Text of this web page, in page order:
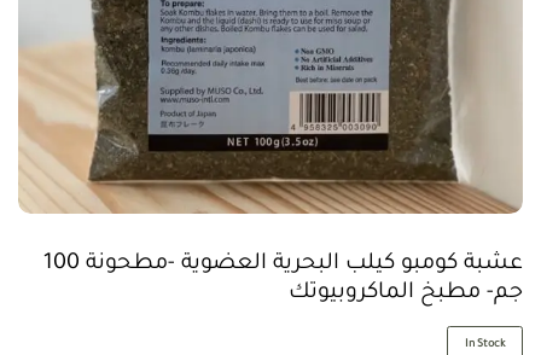
عشبة كومبو كيلب البحرية العضوية -مطحونة 100
جم- مطبخ الماكروبيوتك
In Stock